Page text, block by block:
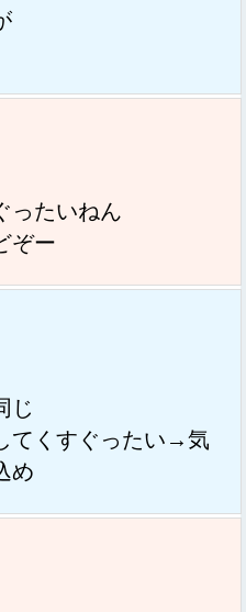
ったいねん
ぞー
じ
てくすぐったい→気
め